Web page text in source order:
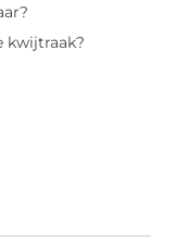
kwijtraak?